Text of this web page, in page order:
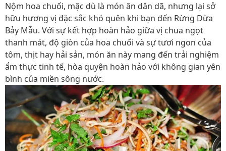
Nộm hoa chuối, mặc dù là món ăn dân dã, nhưng lại sở
hữu hương vị đặc sắc khó quên khi bạn đến Rừng Dừa
Bảy Mẫu. Với sự kết hợp hoàn hảo giữa vị chua ngọt
thanh mát, độ giòn của hoa chuối và sự tươi ngon của
tôm, thịt hay hải sản, món ăn này mang đến trải nghiệm
ẩm thực tinh tế, hòa quyện hoàn hảo với không gian yên
bình của miền sông nước.